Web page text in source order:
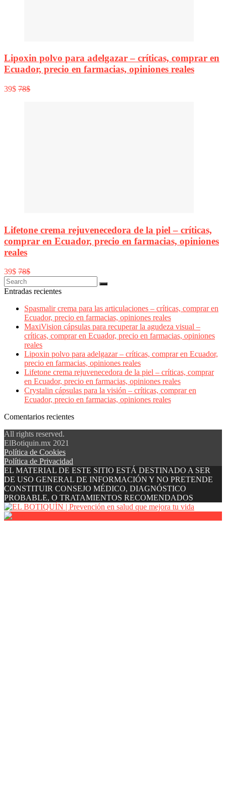
Lipoxin polvo para adelgazar – críticas, comprar en
Ecuador, precio en farmacias, opiniones reales
39$ 78$
Lifetone crema rejuvenecedora de la piel – críticas,
comprar en Ecuador, precio en farmacias, opiniones
reales
39$ 78$
Entradas recientes
Spasmalir crema para las articulaciones – críticas, comprar en
Ecuador, precio en farmacias, opiniones reales
MaxiVision cápsulas para recuperar la agudeza visual –
críticas, comprar en Ecuador, precio en farmacias, opiniones
reales
Lipoxin polvo para adelgazar – críticas, comprar en Ecuador,
precio en farmacias, opiniones reales
Lifetone crema rejuvenecedora de la piel – críticas, comprar
en Ecuador, precio en farmacias, opiniones reales
Crystalin cápsulas para la visión – críticas, comprar en
Ecuador, precio en farmacias, opiniones reales
Comentarios recientes
All rights reserved.
ElBotiquin.mx 2021
Política de Cookies
Política de Privacidad
EL MATERIAL DE ESTE SITIO ESTÁ DESTINADO A SER
DE USO GENERAL DE INFORMACIÓN Y NO PRETENDE
CONSTITUIR CONSEJO MÉDICO, DIAGNÓSTICO
PROBABLE, O TRATAMIENTOS RECOMENDADOS